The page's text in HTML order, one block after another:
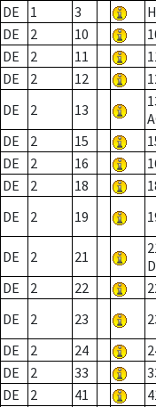
DE
1 3
DE
2 10
DE
2 11
DE
2 12
DE
2 13
DE
2 15
DE
2 16
DE
2 18
DE
2 19
DE 2 21
DE
2 22
DE
2 23
DE
2 24
DE
2 33
DE
2 41